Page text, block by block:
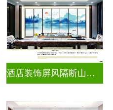
酒店装饰屏风隔断山水画玻璃